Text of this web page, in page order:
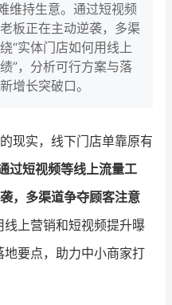
场景库
中心
业报告
维持生意。通过短视频
板正在主动逆袭，多渠
“实体门店如何用线上
”，分析可行方案与落
增长突破口。
现实，线下门店单靠原有
过短视频等线上流量工
，多渠道争夺顾客注意
上营销和短视频提升曝
要点，助力中小商家打